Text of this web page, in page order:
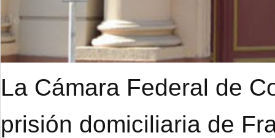
La Cámara Federal de
prisión domiciliaria de